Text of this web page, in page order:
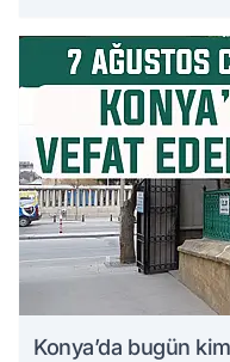
Konya’da bugün